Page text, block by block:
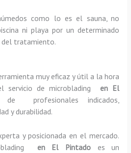
como lo es el sauna, no
ni playa por un determinado
tratamiento.
muy eficaz y útil a la hora
de microblading en El
de profesionales indicados,
y durabilidad.
y posicionada en el mercado.
en El Pintado es un